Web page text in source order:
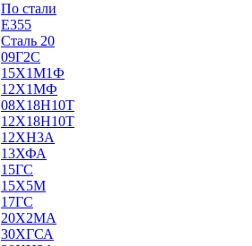
По стали
E355
Сталь 20
09Г2С
15Х1М1Ф
12Х1МФ
08Х18Н10Т
12Х18Н10Т
12ХН3А
13ХФА
15ГС
15Х5М
17ГС
20Х2МА
30ХГСА